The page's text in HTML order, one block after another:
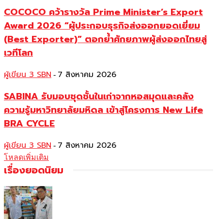
COCOCO คว้ารางวัล Prime Minister’s Export
Award 2026 “ผู้ประกอบธุรกิจส่งออกยอดเยี่ยม
(Best Exporter)” ตอกย้ำศักยภาพผู้ส่งออกไทยสู่
เวทีโลก
ผู้เขียน 3 SBN - 7 สิงหาคม 2026
SABINA รับมอบชุดชั้นในเก่าจากหอสมุดและคลัง
ความรู้มหาวิทยาลัยมหิดล เข้าสู่โครงการ New Life
BRA CYCLE
ผู้เขียน 3 SBN - 7 สิงหาคม 2026
โหลดเพิ่มเติม
เรื่องยอดนิยม